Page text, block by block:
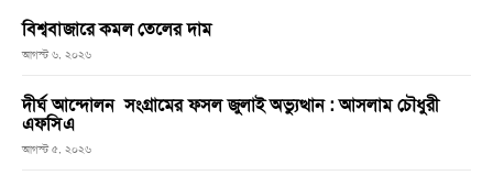
বিশ্ববাজারে কমল তেলের দাম
আগস্ট ৬, ২০২৬
দীর্ঘ আন্দোলন সংগ্রামের ফসল জুলাই অভ্যুত্থান : আসলাম চৌধুরী
এফসিএ
আগস্ট ৫, ২০২৬